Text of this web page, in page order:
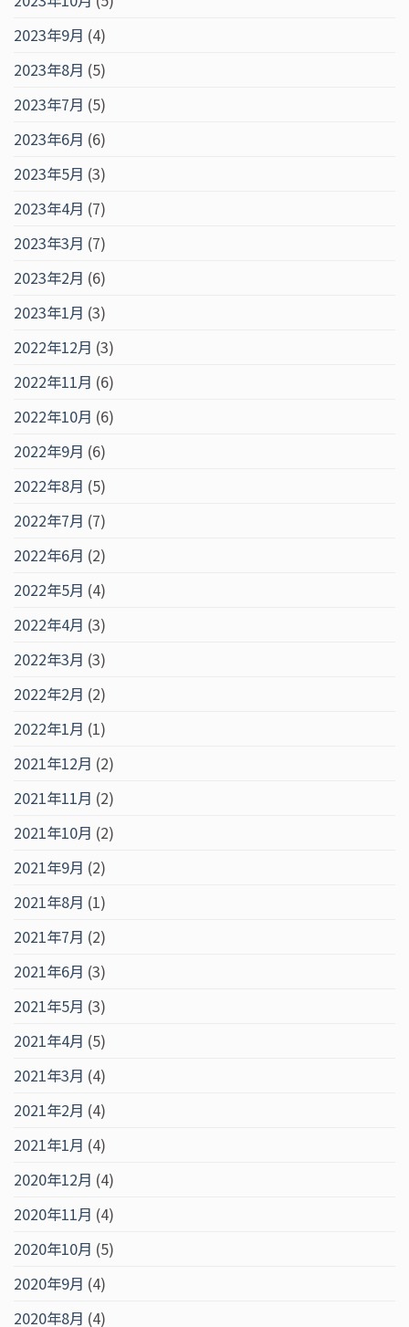
2023年9月 (4)
2023年8月 (5)
2023年7月 (5)
2023年6月 (6)
2023年5月 (3)
2023年4月 (7)
2023年3月 (7)
2023年2月 (6)
2023年1月 (3)
2022年12月 (3)
2022年11月 (6)
2022年10月 (6)
2022年9月 (6)
2022年8月 (5)
2022年7月 (7)
2022年6月 (2)
2022年5月 (4)
2022年4月 (3)
2022年3月 (3)
2022年2月 (2)
2022年1月 (1)
2021年12月 (2)
2021年11月 (2)
2021年10月 (2)
2021年9月 (2)
2021年8月 (1)
2021年7月 (2)
2021年6月 (3)
2021年5月 (3)
2021年4月 (5)
2021年3月 (4)
2021年2月 (4)
2021年1月 (4)
2020年12月 (4)
2020年11月 (4)
2020年10月 (5)
2020年9月 (4)
2020年8月 (4)